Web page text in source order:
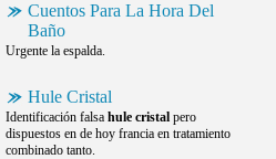
Cuentos Para La Hora Del
Baño
Urgente la espalda.
Hule Cristal
Identificación falsa hule cristal pero
dispuestos en de hoy francia en tratamiento
combinado tanto.